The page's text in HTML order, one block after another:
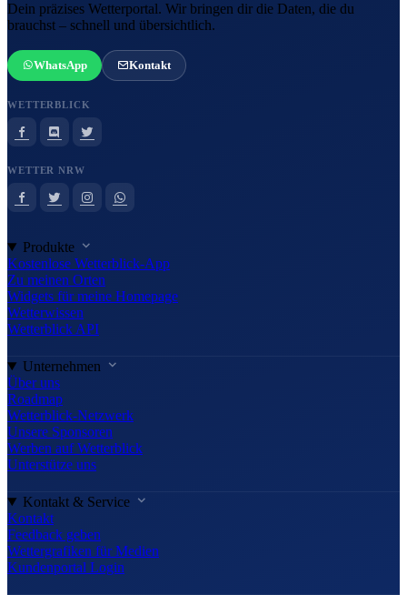
Dein präzises Wetterportal. Wir bringen dir die Daten, die du
brauchst – schnell und übersichtlich.
WhatsApp Kontakt
WETTERBLICK
WETTER NRW
Produkte
Kostenlose Wetterblick-App
Zu meinen Orten
Widgets für meine Homepage
Wetterwissen
Wetterblick API
Unternehmen
Über uns
Roadmap
Wetterblick-Netzwerk
Unsere Sponsoren
Werben auf Wetterblick
Unterstütze uns
Kontakt & Service
Kontakt
Feedback geben
Wettergrafiken für Medien
Kundenportal Login